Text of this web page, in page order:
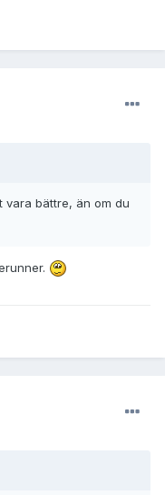
vara bättre, än om du